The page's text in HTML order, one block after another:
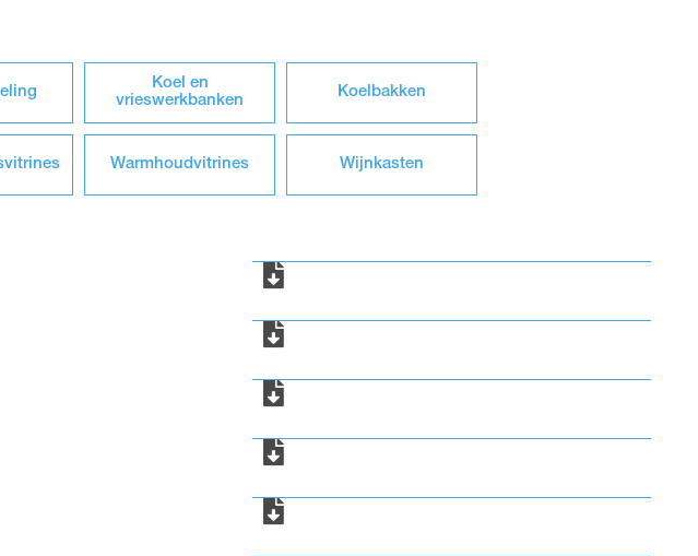
Koel en
vrieswerkbanken
Koelbakken
Warmhoudvitrines Wijnkasten